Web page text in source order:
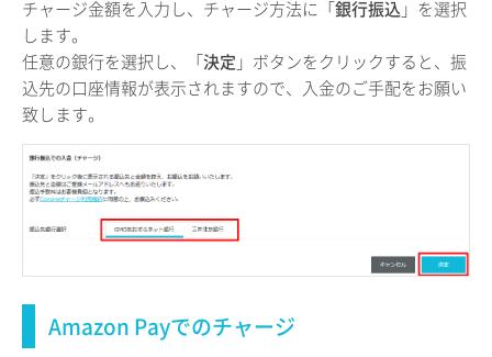
チャージ金額を入力し、チャージ方法に「銀行振込 」を選択
します。
任意の銀行を選択し、「決定 」ボタンをクリックすると、振
込先の口座情報が表示されますので、入金のご手配をお願い
致します。
Amazon Payでのチャージ